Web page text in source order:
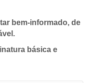
bem-informado, de
básica e